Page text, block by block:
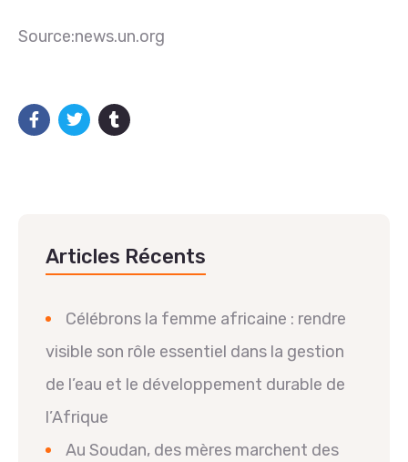
Source:news.un.org
Articles Récents
Célébrons la femme africaine : rendre
visible son rôle essentiel dans la gestion
de l’eau et le développement durable de
l’Afrique
Au Soudan, des mères marchent des